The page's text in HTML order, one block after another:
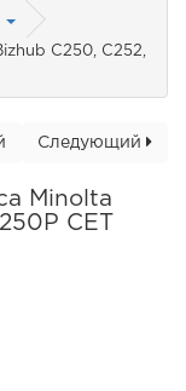
C250, C252,
Следующий
Minolta
CET